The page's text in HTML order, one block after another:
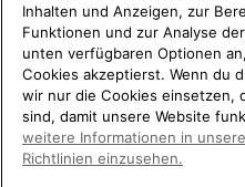
Deutschland
©2026SOREL. Alle Rechte
BITTE
Inhalten und Anzeigen, zur
Funktionen und zur Analyse
unten verfügbaren Optionen
Cookies akzeptierst. Wenn du
wir nur die Cookies einsetzen,
sind, damit unsere Website
weitere Informationen in
Richtlinien einzusehen.